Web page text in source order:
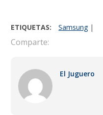
ETIQUETAS: Samsung|
Comparte:
El Juguero